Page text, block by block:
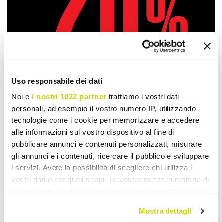
Uso responsabile dei dati
Noi e i nostri 1022 partner trattiamo i vostri dati
personali, ad esempio il vostro numero IP, utilizzando
tecnologie come i cookie per memorizzare e accedere
alle informazioni sul vostro dispositivo al fine di
pubblicare annunci e contenuti personalizzati, misurare
gli annunci e i contenuti, ricercare il pubblico e sviluppare
i servizi. Avete la possibilità di scegliere chi utilizza i
vostri dati e per quali scopi. Le vostre scelte in materia di
modificare o revocare il proprio consenso in qualsiasi
Mostra dettagli
Take advantage of it now!